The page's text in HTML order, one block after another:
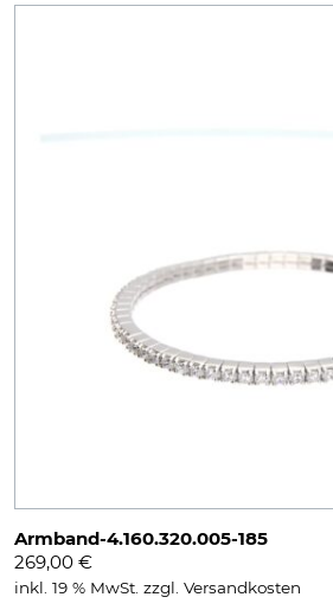
Armband-4.160.320.005-185
269,00 €
inkl. 19 % MwSt. zzgl. Versandkosten